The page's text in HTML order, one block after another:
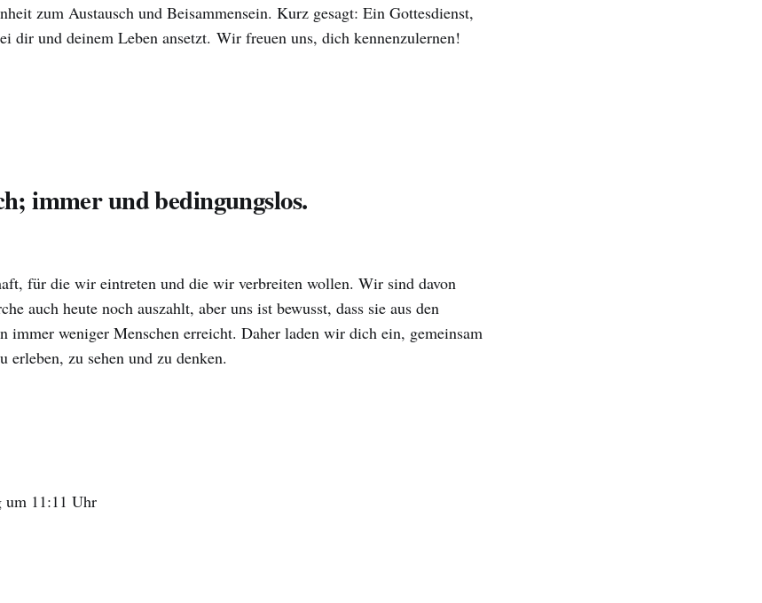
zum Austausch und Beisammensein. Kurz gesagt: Ein Gottesdienst,
dir und deinem Leben ansetzt. Wir freuen uns, dich kennenzulernen!
immer und bedingungslos.
für die wir eintreten und die wir verbreiten wollen. Wir sind davon
auch heute noch auszahlt, aber uns ist bewusst, dass sie aus den
immer weniger Menschen erreicht. Daher laden wir dich ein, gemeinsam
erleben, zu sehen und zu denken.
um 11:11 Uhr